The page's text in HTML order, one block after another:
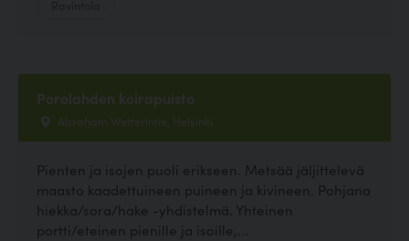
Porolahden koirapuisto
Abraham Wetterintie, Helsinki
Pienten ja isojen puoli erikseen. Metsää jäljittelevä
maasto kaadettuineen puineen ja kivineen. Pohjana
hiekka/sora/hake -yhdistelmä. Yhteinen
portti/eteinen pienille ja isoille,...